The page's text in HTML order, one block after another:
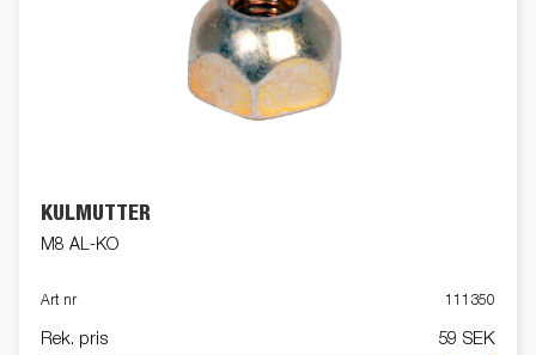
KULMUTTER
M8 AL-KO
Art nr 111350
Rek. pris 59 SEK